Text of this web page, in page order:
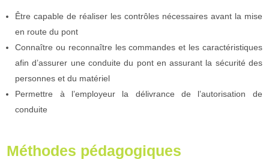
Être capable de réaliser les contrôles nécessaires avant la mise
en route du pont
Connaître ou reconnaître les commandes et les caractéristiques
afin d’assurer une conduite du pont en assurant la sécurité des
personnes et du matériel
Permettre à l’employeur la délivrance de l’autorisation de
conduite
Méthodes pédagogiques